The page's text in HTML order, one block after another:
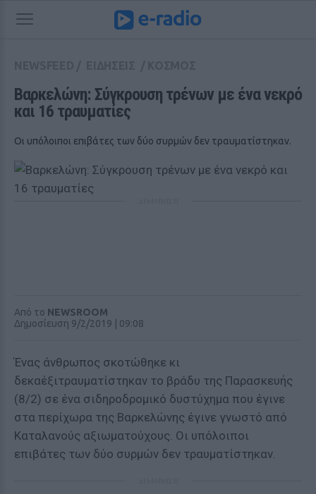
Βαρκελώνη: Σύγκρουση τρένων με ένα νεκρό
και 16 τραυματίες
Οι υπόλοιποι επιβάτες των δύο συρμών δεν τραυματίστηκαν.
Από το NEWSROOM
Δημοσίευση 9/2/2019 | 09:08
Ένας άνθρωπος σκοτώθηκε κι
δεκαέξιτραυματίστηκαν το βράδυ της Παρασκευής
(8/2) σε ένα σιδηροδρομικό δυστύχημα που έγινε
στα περίχωρα της Βαρκελώνης έγινε γνωστό από
Καταλανούς αξιωματούχους. Οι υπόλοιποι
επιβάτες των δύο συρμών δεν τραυματίστηκαν.